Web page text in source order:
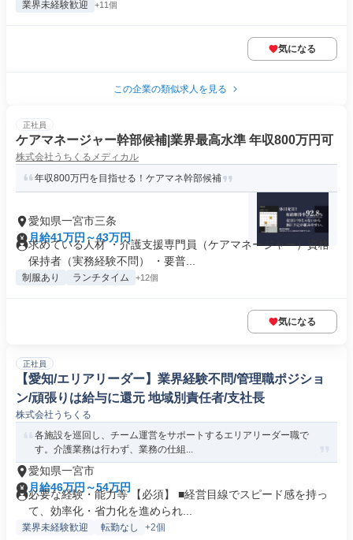
業界未経験歓迎 +11個
気になる
この企業の類似求人を見る
正社員
ケアマネージャー幹部候補|業界最高水準 年収800万円可
株式会社うちくるメディカル
年収800万円を目指せる！ケアマネ幹部候補
愛知県一宮市三条
月給41万円～43万円
求めている人材 ・介護支援専門員（ケアマネージャー）資格
保持者（実務経験不問） ・要普...
制服あり ランチタイム +12個
気になる
正社員
【愛知/エリアリーダー】業界経験不問/管理職ポジショ
ン/頑張りは給与に還元 地域別責任者/支社長
株式会社うちくる
各施設を巡回し、チーム運営をサポートするエリアリーダー職で
す。介護業務は行わず、業務の仕組...
愛知県一宮市
月給46万円～54万円
必要な経験・能力等 【必須】 ■経営目線でスピード感を持っ
て、効率化・省力化を進められ...
業界未経験歓迎 転勤なし +2個